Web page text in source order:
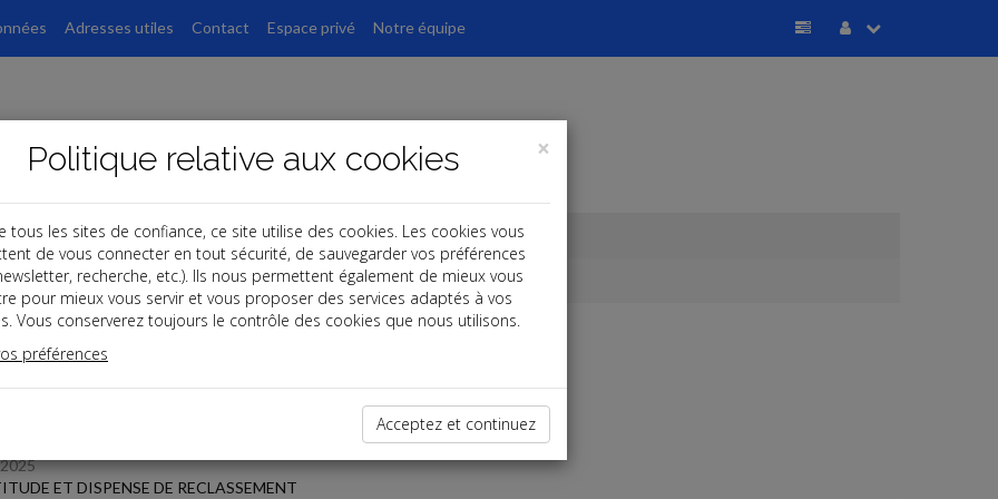
Adresses utiles Contact Espace privé Notre équipe
dernières dépêches
ET DISPENSE DE RECLASSEMENT
×
Politique relative aux cookies
tous les sites de confiance, ce site utilise des cookies. Les cookies vous
de vous connecter en tout sécurité, de sauvegarder vos préférences
recherche, etc.). Ils nous permettent également de mieux vous
pour mieux vous servir et vous proposer des services adaptés à vos
Vous conserverez toujours le contrôle des cookies que nous utilisons.
préférences
Acceptez et continuez